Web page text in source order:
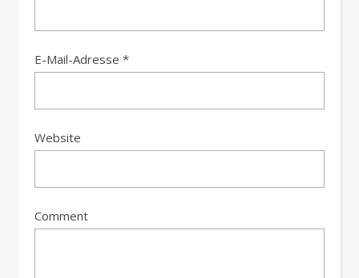
E-Mail-Adresse *
Website
Comment